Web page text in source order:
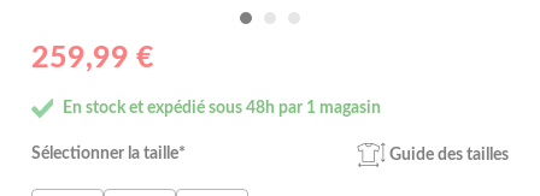
259,99 €
En stock et expédié sous 48h par 1 magasin
Sélectionner la taille* Guide des tailles